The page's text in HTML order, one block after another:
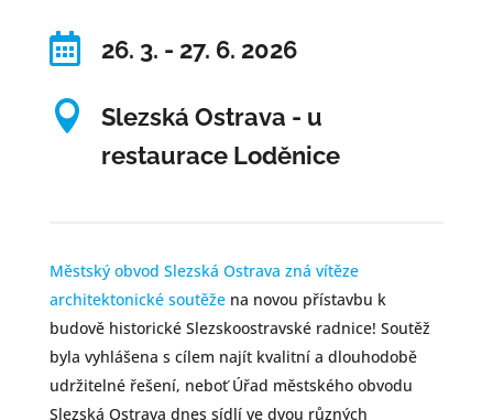
 26. 3. - 27. 6. 2026

Slezská Ostrava - u
restaurace Loděnice
Městský obvod Slezská Ostrava zná vítěze
architektonické soutěžena novou přístavbu k
budově historické Slezskoostravské radnice! Soutěž
byla vyhlášena s cílem najít kvalitní a dlouhodobě
udržitelné řešení, neboť Úřad městského obvodu
Slezská Ostrava dnes sídlí ve dvou různých